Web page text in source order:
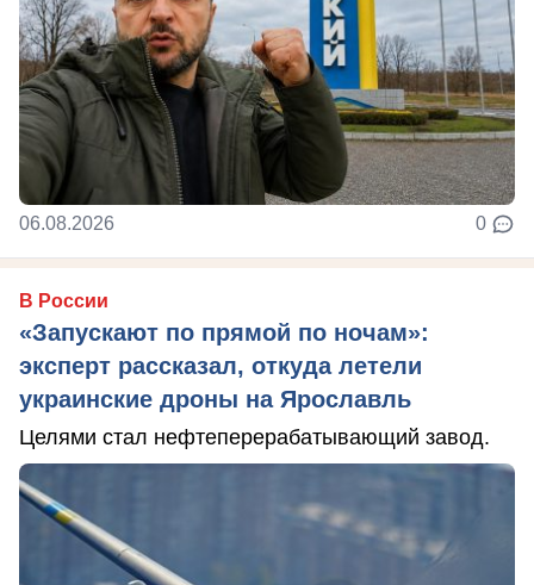
06.08.2026 0
В России
«Запускают по прямой по ночам»:
эксперт рассказал, откуда летели
украинские дроны на Ярославль
Целями стал нефтеперерабатывающий завод.